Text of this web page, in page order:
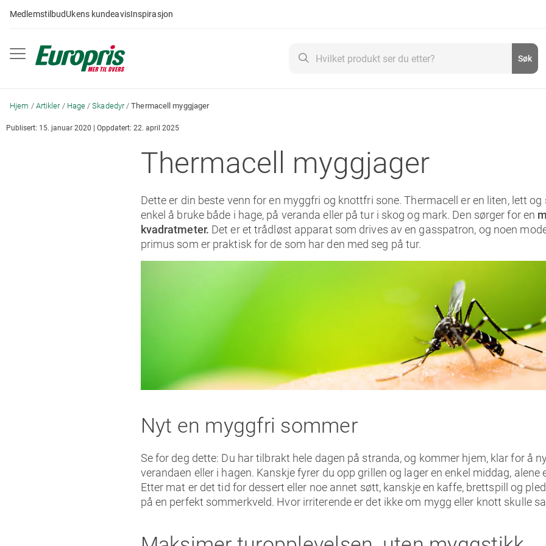
til
MedlemstilbudUkens kundeavisInspirasjon
Søk
Hjem Artikler Hage Skadedyr Thermacell myggjager
Publisert: 15. januar 2020 | Oppdatert: 22. april 2025
Thermacell myggjager
Dette er din beste venn for en myggfri og knottfri sone. Thermacell er en liten, lett
enkel å bruke både i hage, på veranda eller på tur i skog og mark. Den sørger for en
kvadratmeter. Det er et trådløst apparat som drives av en gasspatron, og noen
primus som er praktisk for de som har den med seg på tur.
Nyt en myggfri sommer
Se for deg dette: Du har tilbrakt hele dagen på stranda, og kommer hjem, klar for å
verandaen eller i hagen. Kanskje fyrer du opp grillen og lager en enkel middag, alene
Etter mat er det tid for dessert eller noe annet søtt, kanskje en kaffe, brettspill og
på en perfekt sommerkveld. Hvor irriterende er det ikke om mygg eller knott skulle